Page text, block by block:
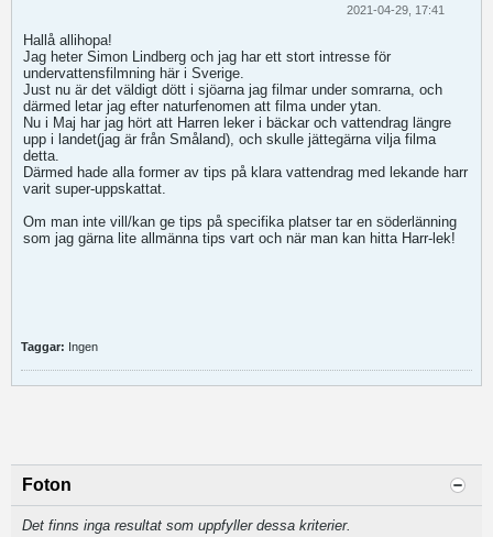
2021-04-29, 17:41
Hallå allihopa!
Jag heter Simon Lindberg och jag har ett stort intresse för
undervattensfilmning här i Sverige.
Just nu är det väldigt dött i sjöarna jag filmar under somrarna, och
därmed letar jag efter naturfenomen att filma under ytan.
Nu i Maj har jag hört att Harren leker i bäckar och vattendrag längre
upp i landet(jag är från Småland), och skulle jättegärna vilja filma
detta.
Därmed hade alla former av tips på klara vattendrag med lekande harr
varit super-uppskattat.
Om man inte vill/kan ge tips på specifika platser tar en söderlänning
som jag gärna lite allmänna tips vart och när man kan hitta Harr-lek!
Taggar: Ingen
Foton
Det finns inga resultat som uppfyller dessa kriterier.